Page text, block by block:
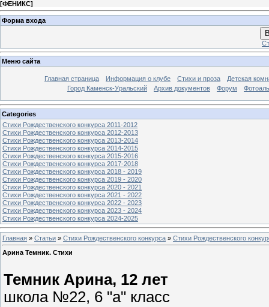
[ФЕНИКС]
Форма входа
Меню сайта
Главная страница Информация о клубе Стихи и проза
Детская
Город Каменск-Уральский
Архив документов Форум
Categories
Стихи Рождественского конкурса 2011-2012
Стихи Рождественского конкурса 2012-2013
Стихи Рождественского конкурса 2013-2014
Стихи Рождественского конкурса 2014-2015
Стихи Рождественского конкурса 2015-2016
Стихи Рождественского конкурса 2017-2018
Стихи Рождественского конкурса 2018 - 2019
Стихи Рождественского конкурса 2019 - 2020
Стихи Рождественского конкурса 2020 - 2021
Стихи Рождественского конкурса 2021 - 2022
Стихи Рождественского конкурса 2022 - 2023
Стихи Рождественского конкурса 2023 - 2024
Стихи Рождественского конкурса 2024-2025
Главная » Статьи » Стихи Рождественского конкурса » Стихи Рождественского
Арина Темник. Стихи
Темник Арина, 12 лет
школа №22, 6 "а" класс